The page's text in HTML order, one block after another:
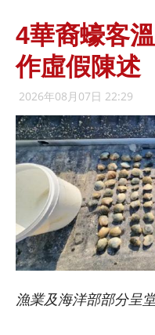
4華裔蠔客
作虛假陳
2026年08月07日 22:29
漁業及海洋部部分呈堂